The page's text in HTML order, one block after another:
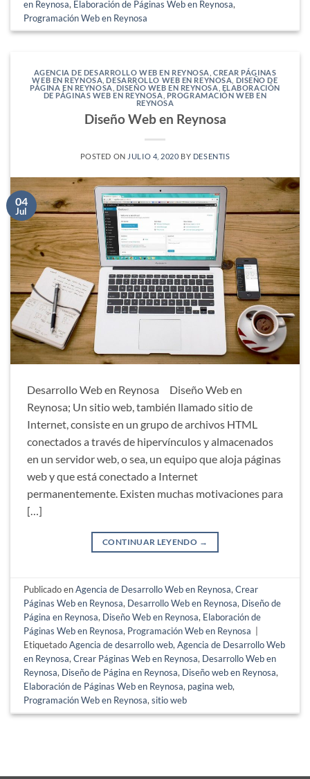
en Reynosa, Elaboración de Páginas Web en Reynosa,
Programación Web en Reynosa
AGENCIA DE DESARROLLO WEB EN REYNOSA CREAR PÁGINAS
WEB EN REYNOSA ,DESARROLLO WEB EN REYNOSA DISEÑO DE
PÁGINA EN REYNOSA DISEÑO WEB EN REYNOSA ELABORACIÓN
DE PÁGINAS WEB EN REYNOSA PROGRAMACIÓN WEB EN
REYNOSA
Diseño Web en Reynosa
POSTED ON JULIO 4, 2020 BY DESENTIS
04
Jul
Desarrollo Web en Reynosa Diseño Web en
Reynosa; Un sitio web, también llamado sitio de
Internet, consiste en un grupo de archivos HTML
conectados a través de hipervínculos y almacenados
en un servidor web, o sea, un equipo que aloja páginas
web y que está conectado a Internet
permanentemente. Existen muchas motivaciones para
[…]
CONTINUAR LEYENDO →
Publicado enAgencia de Desarrollo Web en Reynosa,Crear
Páginas Web en Reynosa, Desarrollo Web en Reynosa, Diseño de
Página en Reynosa, Diseño Web en Reynosa, Elaboración de
Páginas Web en Reynosa, Programación Web en Reynosa
EtiquetadoAgencia de desarrollo web,Agencia de Desarrollo Web
en Reynosa,Crear Páginas Web en Reynosa, Desarrollo Web en
Reynosa, Diseño de Página en Reynosa, Diseño web en Reynosa,
Elaboración de Páginas Web en Reynosa, pagina web,
Programación Web en Reynosa,sitio web